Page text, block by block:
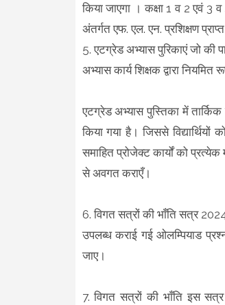
किया जाएगा । कक्षा 1 व 2 एवं 3
अंतर्गत एफ. एल. एन. प्रशिक्षण
5. एटग्रेड अभ्यास पुरिकाएं जो की
अभ्यास कार्य शिक्षक द्वारा
एटग्रेड अभ्यास पुस्तिका में
किया गया है। जिससे
समाहित प्रोजेक्ट कार्यों को
से अवगत कराएँ।
6. विगत सत्रों की भाँति सत्र
उपलब्ध कराई गई ओलम्पियाड
जाए।
7. विगत सत्रों की भाँति इस सत्र